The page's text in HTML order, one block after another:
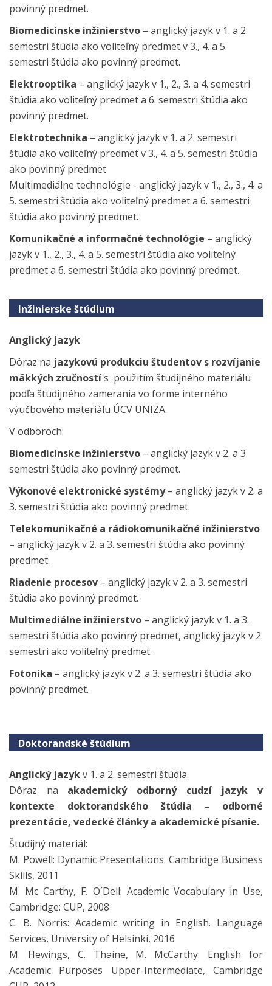
povinný predmet.
Biomedicínske inžinierstvo – anglický jazyk v 1. a 2.
semestri štúdia ako voliteľný predmet v 3., 4. a 5.
semestri štúdia ako povinný predmet.
Elektrooptika – anglický jazyk v 1., 2., 3. a 4. semestri
štúdia ako voliteľný predmet a 6. semestri štúdia ako
povinný predmet.
Elektrotechnika – anglický jazyk v 1. a 2. semestri
štúdia ako voliteľný predmet v 3., 4. a 5. semestri štúdia
ako povinný predmet
Multimediálne technológie - anglický jazyk v 1., 2., 3., 4. a
5. semestri štúdia ako voliteľný predmet a 6. semestri
štúdia ako povinný predmet.
Komunikačné a informačné technológie – anglický
jazyk v 1., 2., 3., 4. a 5. semestri štúdia ako voliteľný
predmet a 6. semestri štúdia ako povinný predmet.
Inžinierske štúdium
Anglický jazyk
Dôraz na jazykovú produkciu študentov s rozvíjanie
mäkkých zručnostís použitím študijného materiálu
podľa študijného zamerania vo forme interného
výučbového materiálu ÚCV UNIZA.
V odboroch:
Biomedicínske inžinierstvo – anglický jazyk v 2. a 3.
semestri štúdia ako povinný predmet.
Výkonové elektronické systémy– anglický jazyk v 2. a
3. semestri štúdia ako povinný predmet.
Telekomunikačné a rádiokomunikačné inžinierstvo
– anglický jazyk v 2. a 3. semestri štúdia ako povinný
predmet.
Riadenie procesov – anglický jazyk v 2. a 3. semestri
štúdia ako povinný predmet.
Multimediálne inžinierstvo – anglický jazyk v 1. a 3.
semestri štúdia ako povinný predmet, anglický jazyk v 2.
semestri ako voliteľný predmet.
Fotonika – anglický jazyk v 2. a 3. semestri štúdia ako
povinný predmet.
Doktorandské štúdium
Anglický jazykv 1. a 2. semestri štúdia.
Dôraz na akademický odborný cudzí jazyk v
kontexte doktorandského štúdia – odborné
prezentácie, vedecké články a akademické písanie.
Študijný materiál:
M. Powell: Dynamic Presentations. Cambridge Business
Skills, 2011
M. Mc Carthy, F. O´Dell: Academic Vocabulary in Use,
Cambridge: CUP, 2008
C. B. Norris: Academic writing in English. Language
Services, University of Helsinki, 2016
M. Hewings, C. Thaine, M. McCarthy: English for
Academic Purposes Upper-Intermediate, Cambridge